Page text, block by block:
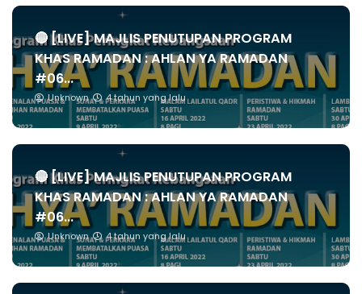
🔴 [LIVE] MAJLIS PENUTUPAN PROGRAM
KHAS RAMADAN : AHLAN YA RAMADAN
#06...
Unknown 4 tahun yang lalu
🔴 [LIVE] MAJLIS PENUTUPAN PROGRAM
KHAS RAMADAN : AHLAN YA RAMADAN
#06...
Unknown 4 tahun yang lalu